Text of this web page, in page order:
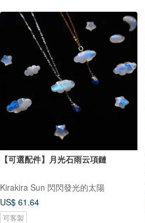
【可選配件】月光石雨云項鏈
Kirakira Sun 閃閃發光的太陽
US$ 61.64
可客製